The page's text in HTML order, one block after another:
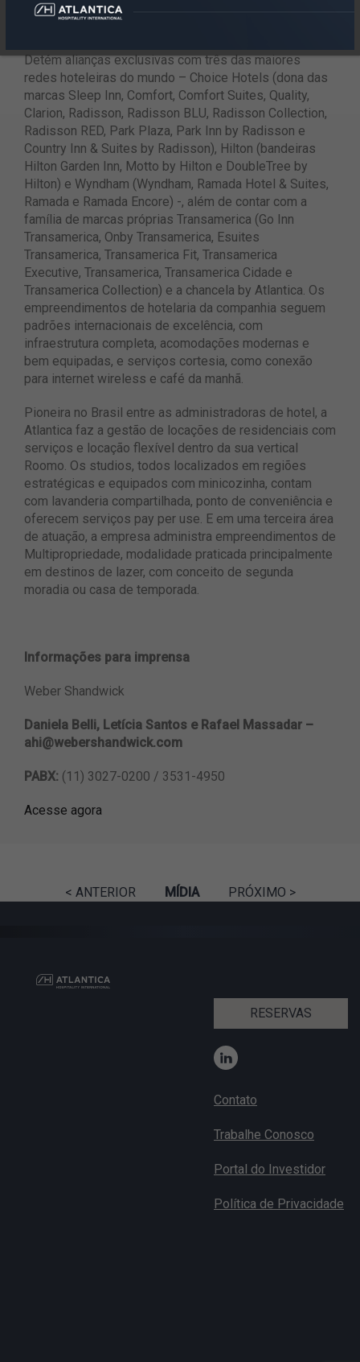
forma seus investidores e hóspedes, por meio da
Detém alianças exclusivas com três das maiores
redes hoteleiras do mundo – Choice Hotels (dona das
marcas Sleep Inn, Comfort, Comfort Suites, Quality,
Clarion, Radisson, Radisson BLU, Radisson Collection,
Radisson RED, Park Plaza, Park Inn by Radisson e
Country Inn & Suites by Radisson), Hilton (bandeiras
Hilton Garden Inn, Motto by Hilton e DoubleTree by
Hilton) e Wyndham (Wyndham, Ramada Hotel & Suites,
Ramada e Ramada Encore) -, além de contar com a
família de marcas próprias Transamerica (Go Inn
Transamerica, Onby Transamerica, Esuites
Transamerica, Transamerica Fit, Transamerica
Executive, Transamerica, Transamerica Cidade e
Transamerica Collection) e a chancela by Atlantica. Os
empreendimentos de hotelaria da companhia seguem
padrões internacionais de excelência, com
infraestrutura completa, acomodações modernas e
bem equipadas, e serviços cortesia, como conexão
para internet wireless e café da manhã.
Pioneira no Brasil entre as administradoras de hotel, a
Atlantica faz a gestão de locações de residenciais com
serviços e locação flexível dentro da sua vertical
Roomo. Os studios, todos localizados em regiões
estratégicas e equipados com minicozinha, contam
com lavanderia compartilhada, ponto de conveniência e
oferecem serviços pay per use. E em uma terceira área
de atuação, a empresa administra empreendimentos de
Multipropriedade, modalidade praticada principalmente
em destinos de lazer, com conceito de segunda
moradia ou casa de temporada.
Informações para imprensa
Weber Shandwick
Daniela Belli, Letícia Santos e Rafael Massadar –
ahi@webershandwick.com
PABX: (11) 3027-0200 / 3531-4950
Acesse agora
< ANTERIOR MÍDIA PRÓXIMO >
RESERVAS
Contato
Trabalhe Conosco
Portal do Investidor
Política de Privacidade